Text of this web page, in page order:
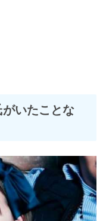
いたことな